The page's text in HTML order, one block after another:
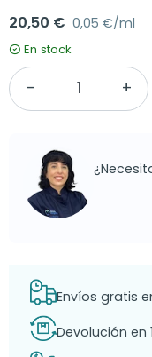
20,50 € 0,05 €/ml
En stock
Envíos gratis
Devolución en